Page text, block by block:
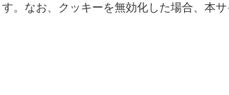
。なお、クッキーを無効化した場合、本